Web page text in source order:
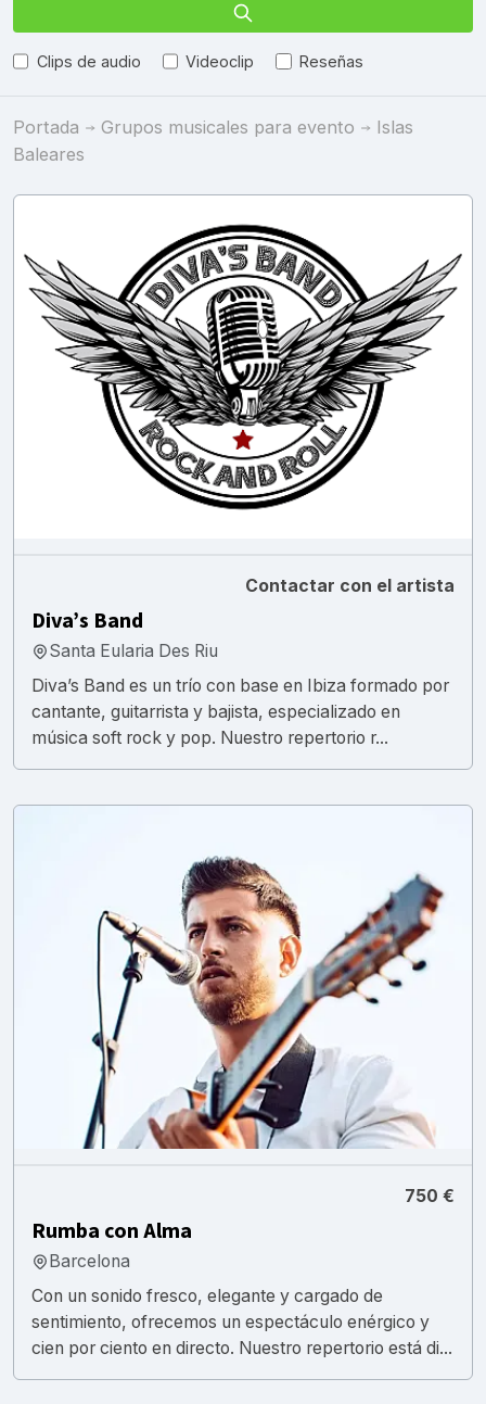
Clips de audio Videoclip Reseñas
Portada Grupos musicales para evento
Islas
Baleares
Contactar con el artista
Diva’s Band
Santa Eularia Des Riu
Diva’s Band es un trío con base en Ibiza formado por
cantante, guitarrista y bajista, especializado en
música soft rock y pop. Nuestro repertorio r...
750 €
Rumba con Alma
Barcelona
Con un sonido fresco, elegante y cargado de
sentimiento, ofrecemos un espectáculo enérgico y
cien por ciento en directo. Nuestro repertorio está di...